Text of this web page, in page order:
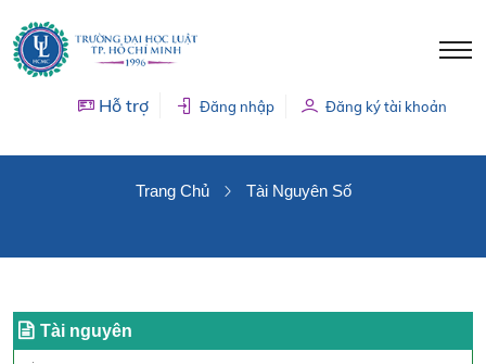
Hỗ trợ Đăng nhập Đăng ký tài khoản
Trang Chủ Tài Nguyên Số
Tài nguyên